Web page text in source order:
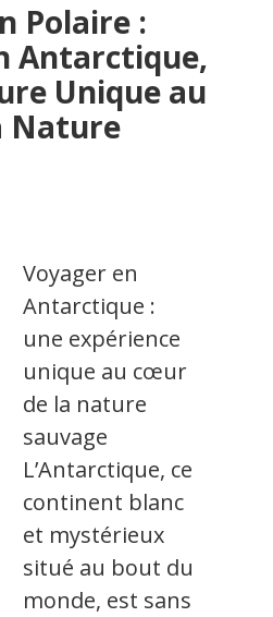
Polaire :
Antarctique,
Unique au
Nature
Voyager en
Antarctique :
une expérience
unique au cœur
de la nature
sauvage
L’Antarctique, ce
continent blanc
et mystérieux
situé au bout du
monde, est sans